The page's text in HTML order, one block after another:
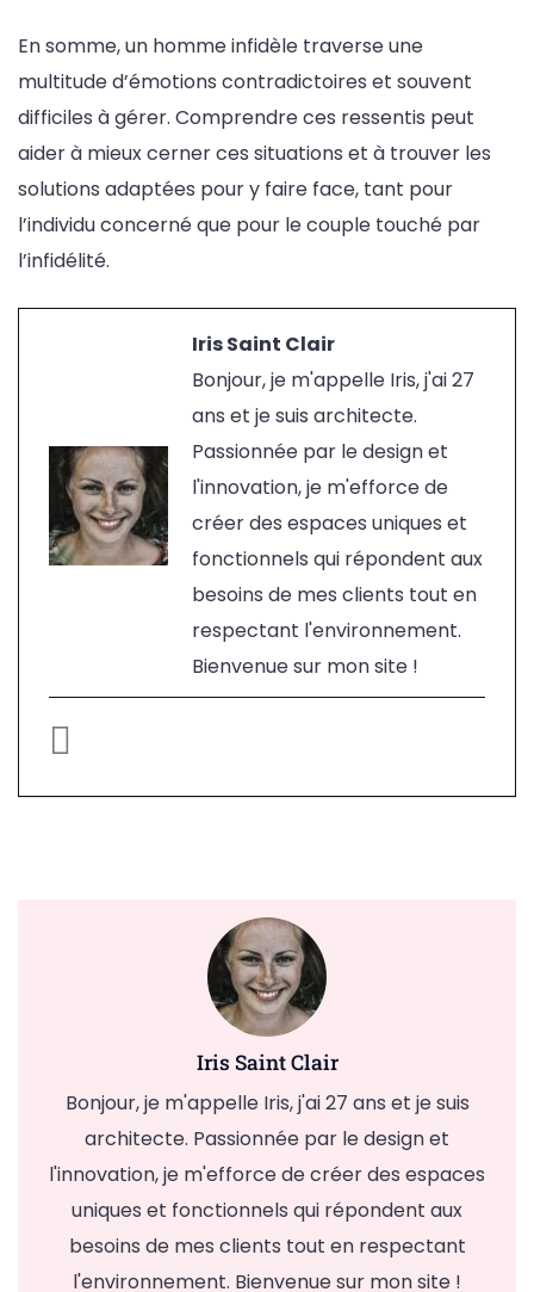
En somme, un homme infidèle traverse une
multitude d’émotions contradictoires et souvent
difficiles à gérer. Comprendre ces ressentis peut
aider à mieux cerner ces situations et à trouver les
solutions adaptées pour y faire face, tant pour
l’individu concerné que pour le couple touché par
l’infidélité.
Iris Saint Clair
Bonjour, je m'appelle Iris, j'ai 27
ans et je suis architecte.
Passionnée par le design et
l'innovation, je m'efforce de
créer des espaces uniques et
fonctionnels qui répondent aux
besoins de mes clients tout en
respectant l'environnement.
Bienvenue sur mon site !
Iris Saint Clair
Bonjour, je m'appelle Iris, j'ai 27 ans et je suis
architecte. Passionnée par le design et
l'innovation, je m'efforce de créer des espaces
uniques et fonctionnels qui répondent aux
besoins de mes clients tout en respectant
l'environnement. Bienvenue sur mon site !